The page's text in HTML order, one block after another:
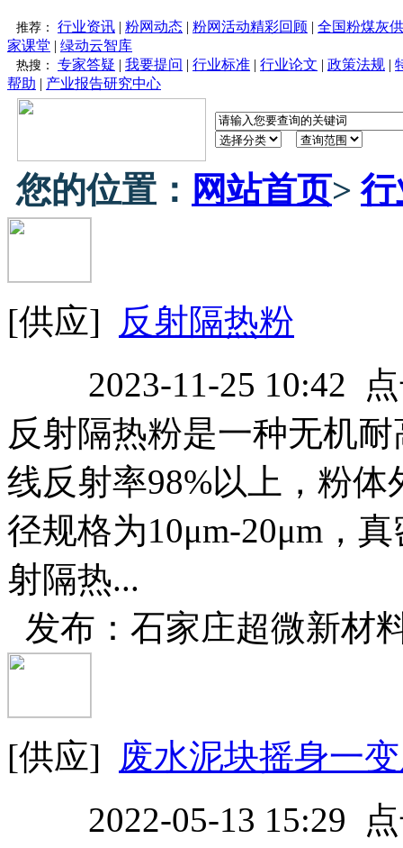
推荐： 行业资讯 | 粉网动态 | 粉网活动精彩回顾 | 全国粉煤灰
家课堂 | 绿动云智库
热搜： 专家答疑 | 我要提问 | 行业标准 | 行业论文 | 政策法规 |
帮助 | 产业报告研究中心
您的位置： 网站首页>
[供应]
反射隔热粉
2023-11-25 10:42
反射隔热粉是一种无机
线反射率98%以上，粉
径规格为10μm-20μm，
射隔热...
发布：石家庄超微新材
[供应] 废水泥块摇身一
2022-05-13 15:29